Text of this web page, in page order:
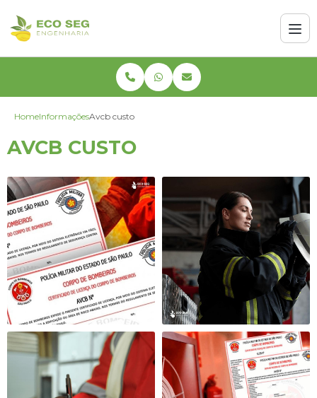
HomeInformaçõesAvcb custo
AVCB CUSTO